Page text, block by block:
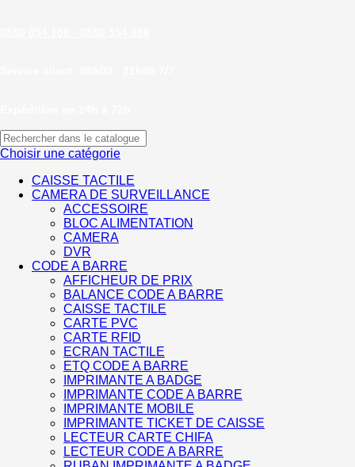
Choisir une catégorie
CAISSE TACTILE
CAMERA DE SURVEILLANCE
ACCESSOIRE
BLOC ALIMENTATION
CAMERA
DVR
CODE A BARRE
AFFICHEUR DE PRIX
BALANCE CODE A BARRE
CAISSE TACTILE
CARTE PVC
CARTE RFID
ECRAN TACTILE
ETQ CODE A BARRE
IMPRIMANTE A BADGE
IMPRIMANTE CODE A BARRE
IMPRIMANTE MOBILE
IMPRIMANTE TICKET DE CAISSE
LECTEUR CARTE CHIFA
LECTEUR CODE A BARRE